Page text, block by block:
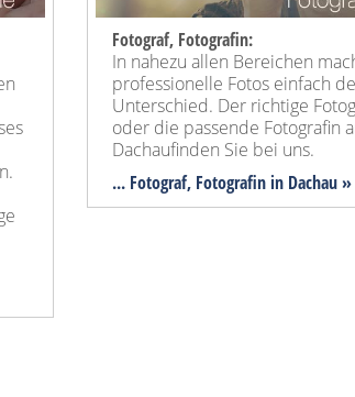
Fotograf, Fotografin:
In nahezu allen Bereichen
professionelle Fotos einfach
Unterschied. Der richtige
oder die passende Fotografin
Dachaufinden Sie bei uns.
... Fotograf, Fotografin in Dachau »